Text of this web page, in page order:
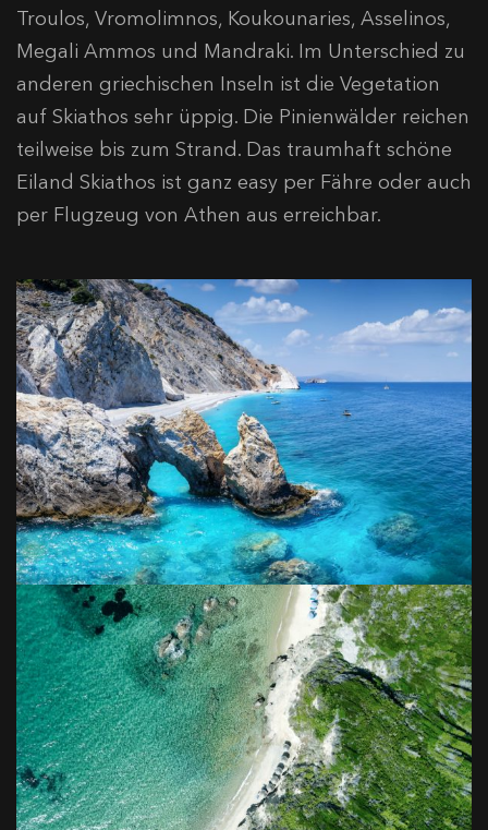
Troulos, Vromolimnos, Koukounaries, Asselinos,
Megali Ammos und Mandraki. Im Unterschied zu
anderen griechischen Inseln ist die Vegetation
auf Skiathos sehr üppig. Die Pinienwälder reichen
teilweise bis zum Strand. Das traumhaft schöne
Eiland Skiathos ist ganz easy per Fähre oder auch
per Flugzeug von Athen aus erreichbar.